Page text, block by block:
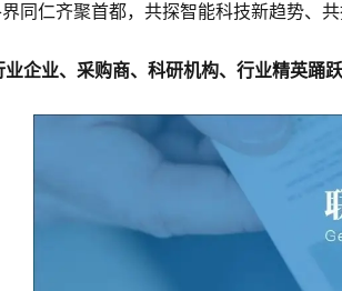
同仁齐聚首都，共探智能科技新趋势、
企业、采购商、科研机构、行业精英踊跃